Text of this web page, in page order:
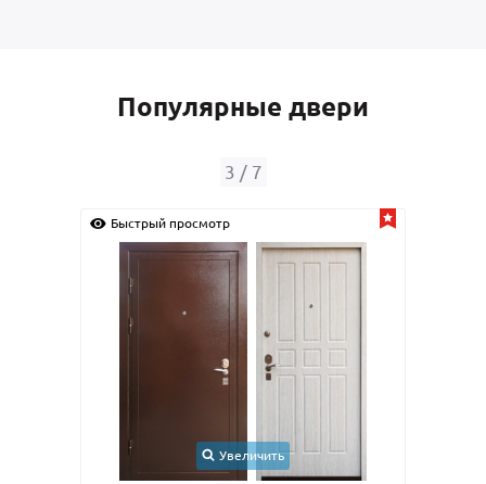
Популярные двери
3 / 7
Быстрый просмотр
Увеличить